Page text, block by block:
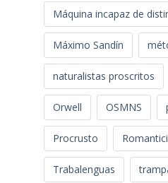
Máquina incapaz de
Máximo Sandín
naturalistas proscritos
Orwell OSMNS
Procrusto
Trabalenguas